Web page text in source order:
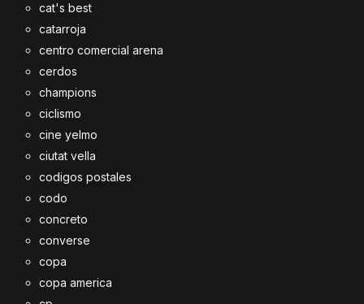
cat's best
catarroja
centro comercial arena
cerdos
champions
ciclismo
cine yelmo
ciutat vella
codigos postales
codo
concreto
converse
copa
copa america